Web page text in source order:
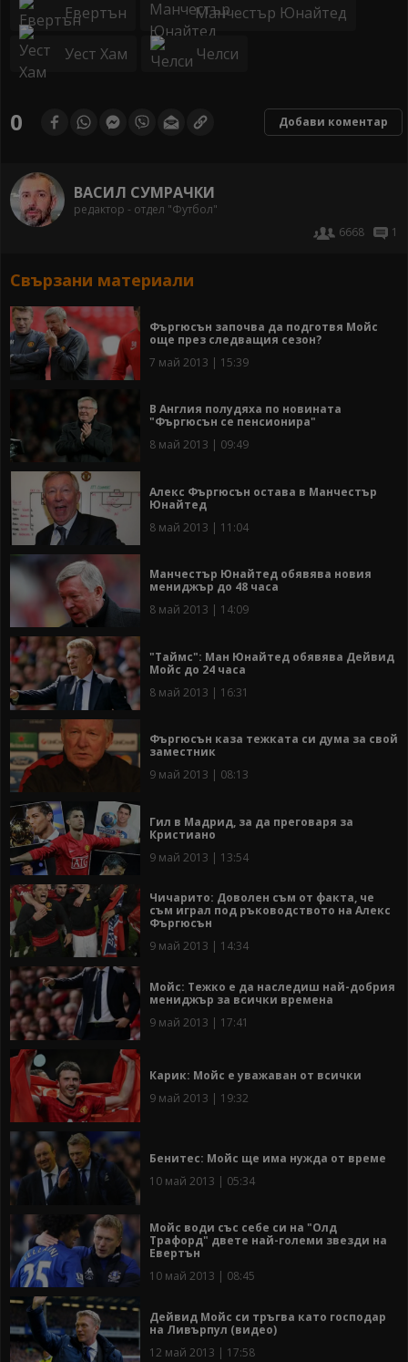
Евертън Манчестър Юнайтед
Уест Хам Челси
0 Добави коментар
ВАСИЛ СУМРАЧКИ
редактор - отдел "Футбол"
6668
1
Свързани материали
Фъргюсън започва да подготвя Мойс
още през следващия сезон?
7 май 2013 | 15:39
В Англия полудяха по новината
"Фъргюсън се пенсионира"
8 май 2013 | 09:49
Алекс Фъргюсън остава в Манчестър
Юнайтед
8 май 2013 | 11:04
Манчестър Юнайтед обявява новия
мениджър до 48 часа
8 май 2013 | 14:09
"Таймс": Ман Юнайтед обявява Дейвид
Мойс до 24 часа
8 май 2013 | 16:31
Фъргюсън каза тежката си дума за свой
заместник
9 май 2013 | 08:13
Гил в Мадрид, за да преговаря за
Кристиано
9 май 2013 | 13:54
Чичарито: Доволен съм от факта, че
съм играл под ръководството на Алекс
Фъргюсън
9 май 2013 | 14:34
Мойс: Тежко е да наследиш най-добрия
мениджър за всички времена
9 май 2013 | 17:41
Карик: Мойс е уважаван от всички
9 май 2013 | 19:32
Бенитес: Мойс ще има нужда от време
10 май 2013 | 05:34
Мойс води със себе си на "Олд
Трафорд" двете най-големи звезди на
Евертън
10 май 2013 | 08:45
Дейвид Мойс си тръгва като господар
на Ливърпул (видео)
12 май 2013 | 17:58